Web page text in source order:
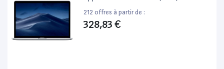
212 offres à partir de :
328,83 €